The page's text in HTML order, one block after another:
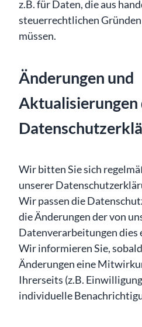
z.B. für Daten, die aus
steuerrechtlichen
müssen.
Änderungen und
Aktualisierungen
Wir bitten Sie sich
unserer
Wir passen die
die Änderungen der von
Datenverarbeitungen dies
Wir informieren Sie,
Änderungen eine
Ihrerseits (z.B.
individuelle